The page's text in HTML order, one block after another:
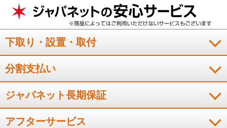
画像が綺麗で観ていて疲れないので、満足しています。
※「お客様の声」は実際にご購入されたお客様からのご意見を掲載しておりま
す。
※商品により、同一シリーズをご購入された方の声を含みます。
下取り・設置・取付
分割支払い
ジャパネット長期保証
アフターサービス